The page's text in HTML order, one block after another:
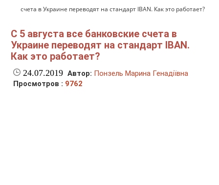
счета в Украине переводят на стандарт IBAN. Как это работает?
C 5 августа все банковские счета в
Украине переводят на стандарт IBAN.
Как это работает?
24.07.2019 Автор: Понзель Марина Генадіївна
Просмотров : 9762